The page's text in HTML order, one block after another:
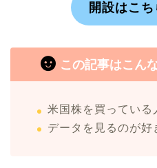
開設はこち
この記事はこん
米国株を買っている
データを見るのが好